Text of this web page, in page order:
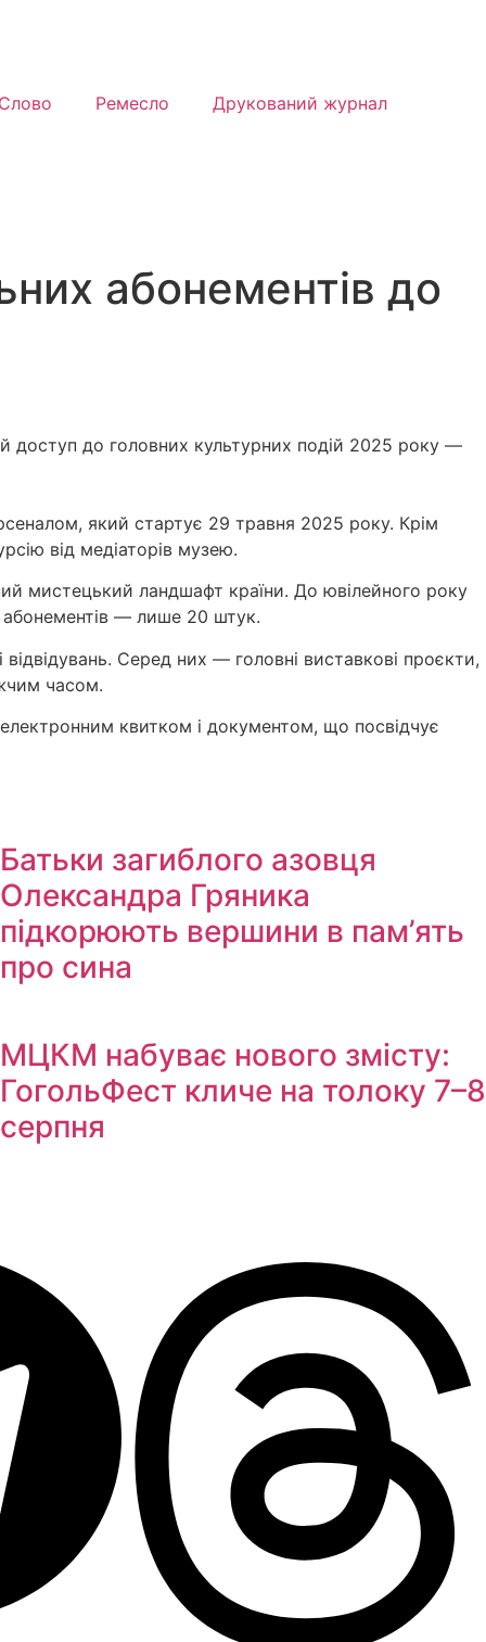
Слово Ремесло Друкований журнал
абонементів до
доступ до головних культурних подій 2025 року —
який стартує 29 травня 2025 року. Крім
від медіаторів музею.
мистецький ландшафт країни. До ювілейного року
абонементів — лише 20 штук.
Серед них — головні виставкові проєкти,
часом.
квитком і документом, що посвідчує
Батьки загиблого азовця
Олександра Гряника
підкорюють вершини в пам’ять
про сина
МЦКМ набуває нового змісту:
ГогольФест кличе на толоку 7–8
серпня